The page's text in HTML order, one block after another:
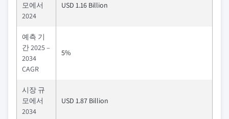
모에서
2024
USD 1.16 Billion
예측 기
간 2025 –
2034
CAGR
5%
시장 규
모에서
2034
USD 1.87 Billion